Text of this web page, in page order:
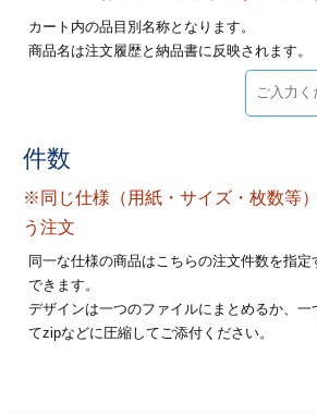
刷
印刷
フォルダー
ファイル印刷
刷
名刺印刷
印刷
ムカード印刷
・・休業日
カート内の品目別名称となります。
商品名は注文履歴と納品書に反映されます。
件数
※同じ仕様（用紙・サイズ・枚数等
う注文
同一な仕様の商品はこちらの注文件数を指
できます。
デザインは一つのファイルにまとめるか、一
てzipなどに圧縮してご添付ください。